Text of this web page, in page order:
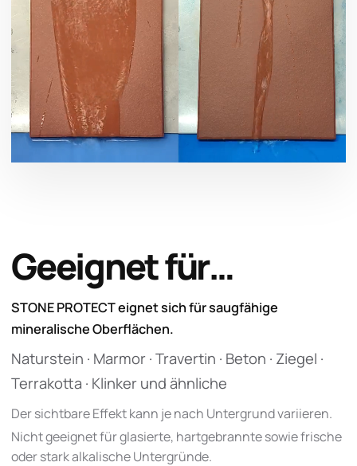
Geeignet für…
STONE PROTECT eignet sich für saugfähige
mineralische Oberflächen.
Naturstein · Marmor · Travertin · Beton · Ziegel ·
Terrakotta · Klinker und ähnliche
Der sichtbare Effekt kann je nach Untergrund variieren.
Nicht geeignet für glasierte, hartgebrannte sowie frische
oder stark alkalische Untergründe.